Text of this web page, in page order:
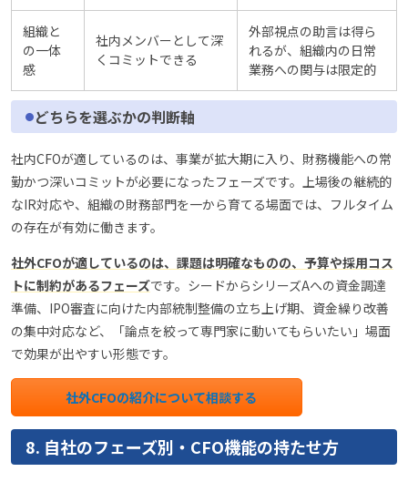
組織と
の一体
感
社内メンバーとして深
くコミットできる
外部視点の助言は得ら
れるが、組織内の日常
業務への関与は限定的
どちらを選ぶかの判断軸
社内CFOが適しているのは、事業が拡大期に入り、財務機能への常
勤かつ深いコミットが必要になったフェーズです。上場後の継続的
なIR対応や、組織の財務部門を一から育てる場面では、フルタイム
の存在が有効に働きます。
社外CFOが適しているのは、課題は明確なものの、予算や採用コス
トに制約があるフェーズです。シードからシリーズAへの資金調達
準備、IPO審査に向けた内部統制整備の立ち上げ期、資金繰り改善
の集中対応など、「論点を絞って専門家に動いてもらいたい」場面
で効果が出やすい形態です。
社外CFOの紹介について相談する
8. 自社のフェーズ別・CFO機能の持たせ方